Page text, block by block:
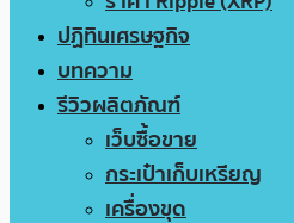
ปฏิทินเศรษฐกิจ
บทความ
รีวิวผลิตภัณฑ์
เว็บซื้อขาย
กระเป๋าเก็บเหรียญ
เครื่องขุด